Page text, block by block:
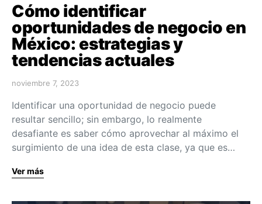
Cómo identificar
oportunidades de negocio en
México: estrategias y
tendencias actuales
noviembre 7, 2023
Identificar una oportunidad de negocio puede
resultar sencillo; sin embargo, lo realmente
desafiante es saber cómo aprovechar al máximo el
surgimiento de una idea de esta clase, ya que es…
Ver más